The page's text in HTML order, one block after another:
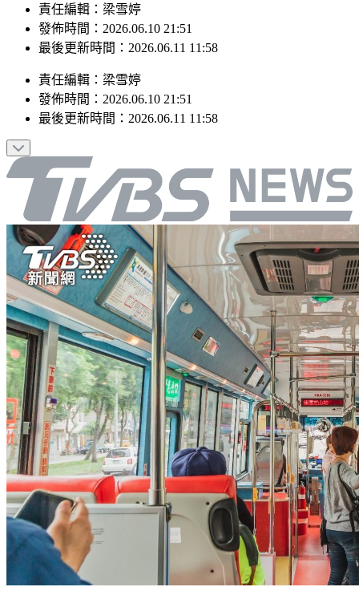
責任編輯：梁雪婷
發佈時間：2026.06.10 21:51
責任編輯 ： 梁雪婷
發佈時間：2026.06.10 21:51